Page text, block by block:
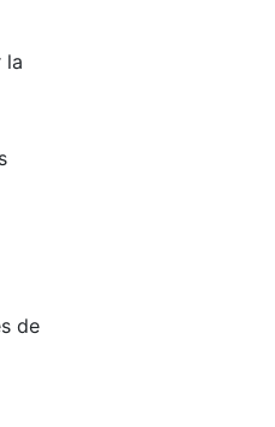
la
de